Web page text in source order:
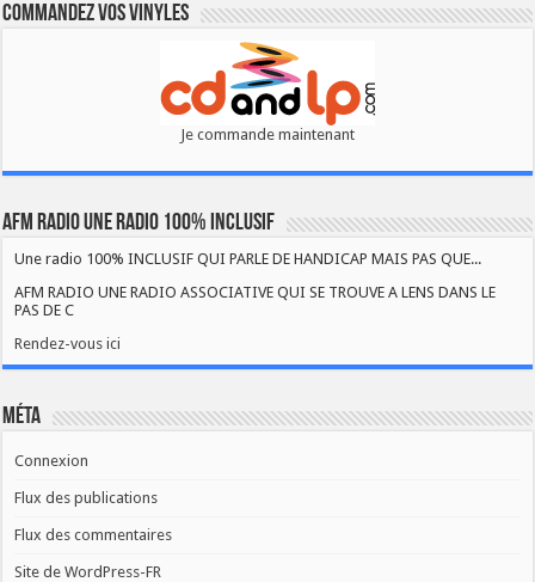
Commandez vos vinyles
Je commande maintenant
AFM RADIO UNE RADIO 100% INCLUSIF
Une radio 100% INCLUSIF QUI PARLE DE HANDICAP MAIS PAS QUE...
AFM RADIO UNE RADIO ASSOCIATIVE QUI SE TROUVE A LENS DANS LE
PAS DE C
Rendez-vous ici
Méta
Connexion
Flux des publications
Flux des commentaires
Site de WordPress-FR